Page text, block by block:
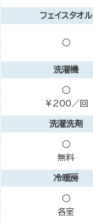
フェイスタオル
○
洗濯機
○
￥200／回
洗濯洗剤
○
無料
冷暖房
○
各室